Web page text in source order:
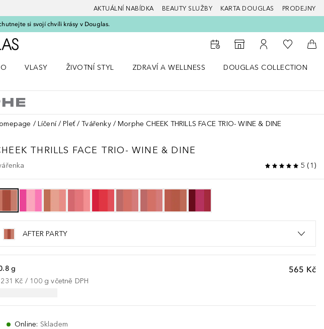
AKTUÁLNÍ NABÍDKA BEAUTY SLUŽBY KARTA DOUGLAS PRODEJNY
si svojí chvíli krásy v Douglas.
Domů
K vyhledávači prodejen
K mému účtu
K mému
Do
VLASY
ŽIVOTNÍ STYL
ZDRAVÍ A WELLNESS
DOUGLAS COLLECTION
Líčení Pleť Tvářenky Morphe CHEEK THRILLS FACE TRIO- WINE & DINE
THRILLS FACE TRIO- WINE & DINE
5 ( 1 )
AFTER PARTY
565 Kč
g
231 Kč / 100 g včetně DPH
Online: Skladem